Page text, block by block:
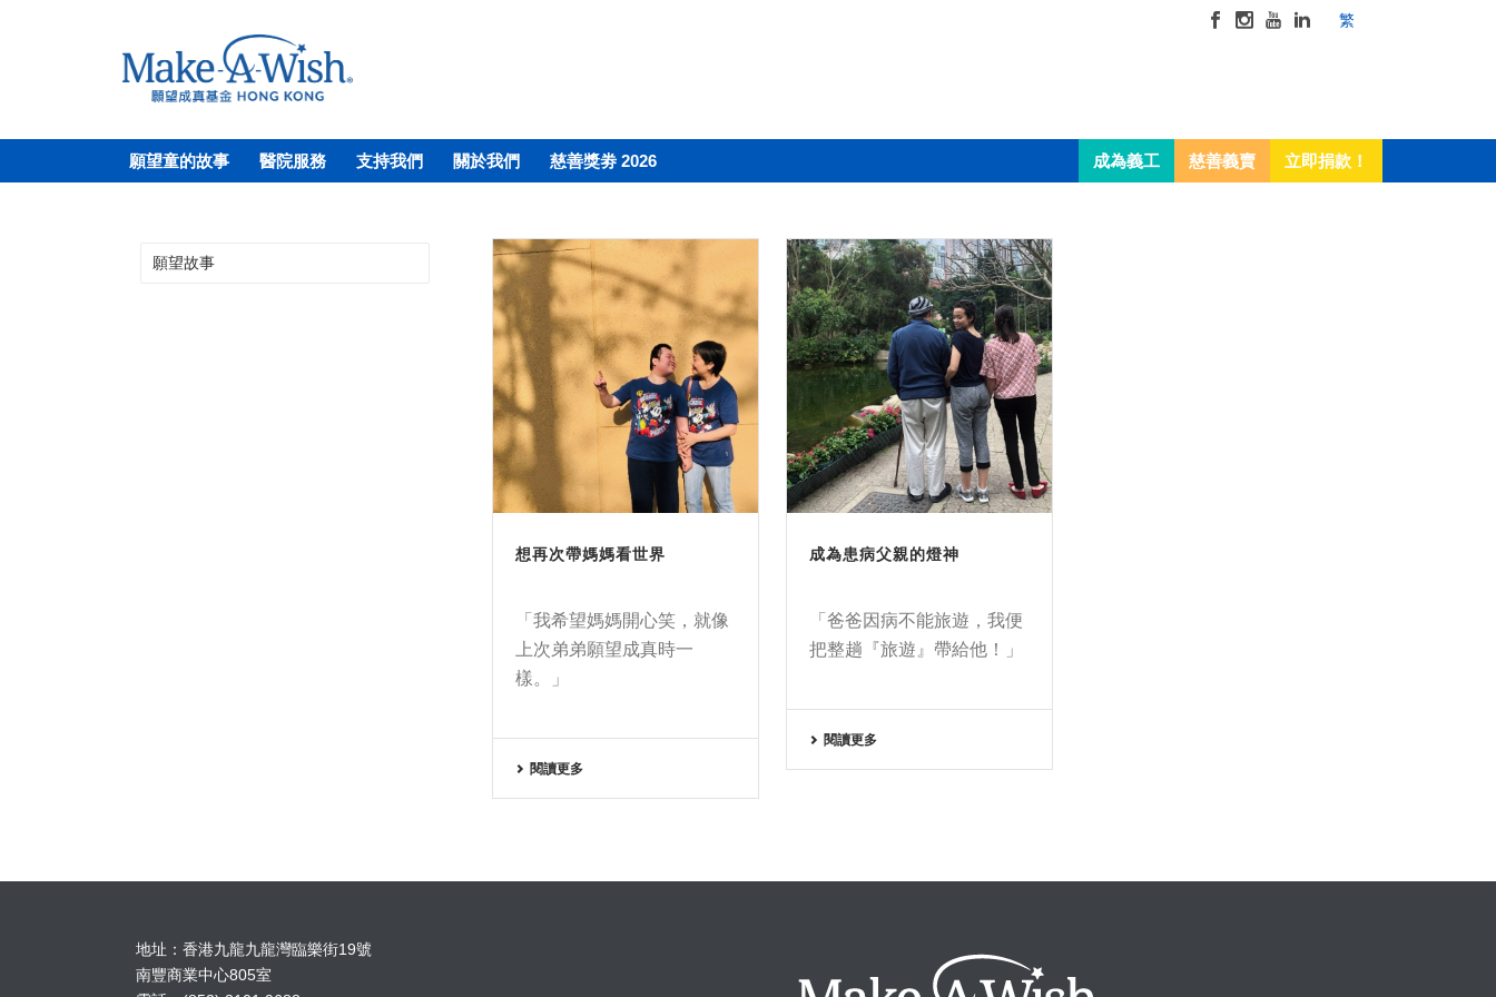
繁
願望童的故事 醫院服務 支持我們 關於我們 慈善獎劵 2026 成為義工 慈善義賣 立即捐款！
想再次帶媽媽看世界
「我希望媽媽開心笑，就像
上次弟弟願望成真時一
樣。」
閱讀更多
成為患病父親的燈神
「爸爸因病不能旅遊，我便
把整趟『旅遊』帶給他！」
閱讀更多
願望故事
地址：香港九龍九龍灣臨樂街19號
南豐商業中心805室